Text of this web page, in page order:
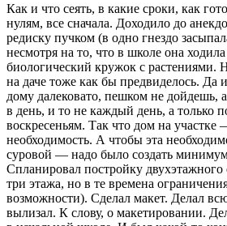
Как и что сеять, в какие сроки, как
нулям, все сначала. Доходило до
редиску пучком (в одно гнездо
несмотря на то, что в школе она
биологический кружок с растениями.
на даче тоже как бы предвиделось. Да
дому далековато, пешком не дойдешь,
в день, и то не каждый день, а только
воскресеньям. Так что дом на участке
необходимость. А чтобы эта
суровой — надо было создать
Спланировал постройку двухэтажного
три этажа, но в те времена
возможности). Сделал макет. Делал
вылизал. К слову, о макетировании.